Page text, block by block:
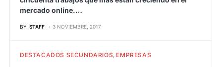
mercado online.…
BY STAFF 3 NOVIEMBRE, 2017
DESTACADOS SECUNDARIOS EMPRESAS